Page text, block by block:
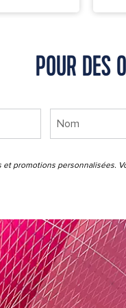
POUR DES
promotions personnalisées.